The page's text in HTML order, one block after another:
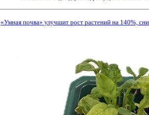
«Умная почва» улучшит рост растений на 140%,